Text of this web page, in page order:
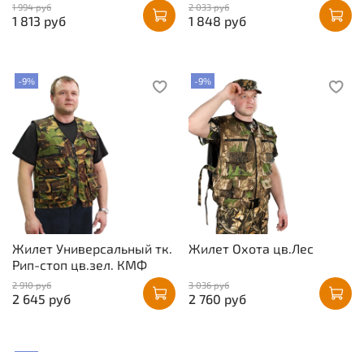
1 994 руб
1 813 руб
2 033 руб
1 848 руб
-9%
Жилет Универсальный тк.
Рип-стоп цв.зел. КМФ
2 910 руб
2 645 руб
-9%
Жилет Охота цв.Лес
3 036 руб
2 760 руб